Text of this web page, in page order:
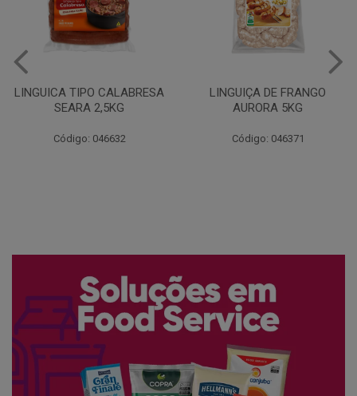
LINGUIÇA DE FRANGO
AURORA 5KG
Código: 046371
QUEIJO MUSSARELA
FATIADO PAKAN 200G
Código: 061522